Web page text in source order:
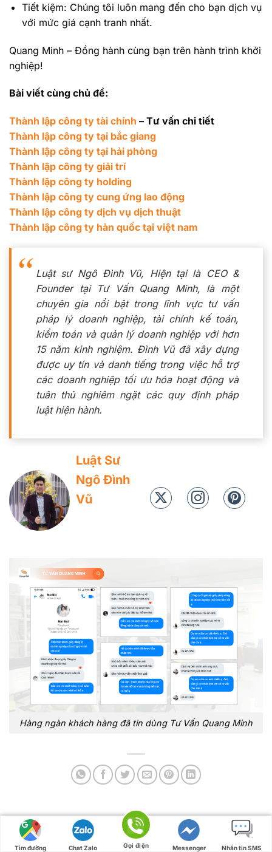
Tiết kiệm: Chúng tôi luôn mang đến cho bạn dịch vụ
với mức giá cạnh tranh nhất.
Quang Minh – Đồng hành cùng bạn trên hành trình khởi
nghiệp!
Bài viết cùng chủ đề:
Thành lập công ty tài chính – Tư vấn chi tiết
Thành lập công ty tại bắc giang
Thành lập công ty tại hải phòng
Thành lập công ty giải trí
Thành lập công ty holding
Thành lập công ty cung ứng lao động
Thành lập công ty dịch vụ dịch thuật
Thành lập công ty hàn quốc tại việt nam
Luật sư Ngô Đình Vũ, Hiện tại là CEO &
Founder tại Tư Vấn Quang Minh, là một
chuyên gia nổi bật trong lĩnh vực tư vấn
pháp lý doanh nghiệp, tài chính kế toán,
kiểm toán và quản lý doanh nghiệp với hơn
15 năm kinh nghiệm. Đình Vũ đã xây dựng
được uy tín và danh tiếng trong việc hỗ trợ
các doanh nghiệp tối ưu hóa hoạt động và
tuân thủ nghiêm ngặt các quy định pháp
luật hiện hành.
Luật Sư
Ngô Đình
Vũ
Hàng ngàn khách hàng đã tin dùng Tư Vấn Quang Minh
Đánh giá:
Tìm đường Chat Zalo Gọi điện Messenger Nhắn tin SMS